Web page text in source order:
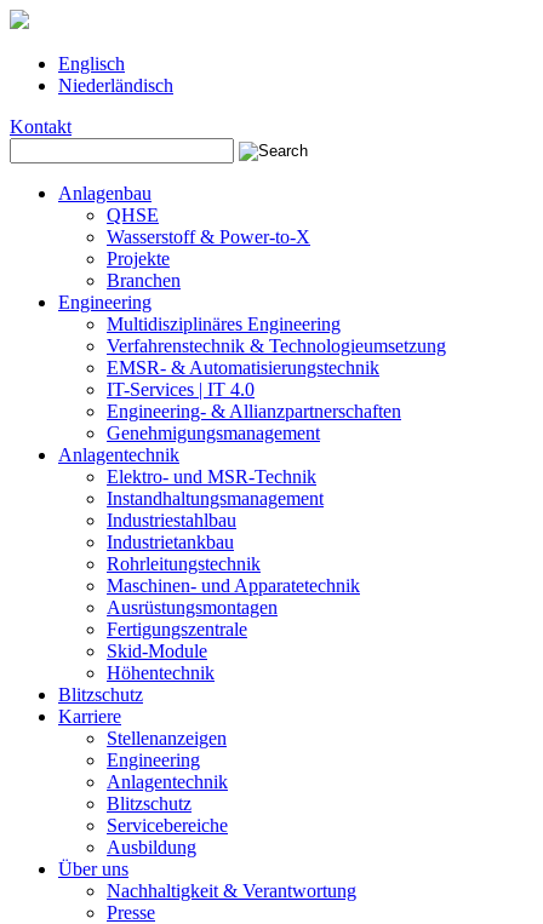
Englisch
Niederländisch
Kontakt
Anlagenbau
QHSE
Wasserstoff & Power-to-X
Projekte
Branchen
Engineering
Multidisziplinäres Engineering
Verfahrenstechnik & Technologieumsetzung
EMSR- & Automatisierungstechnik
IT-Services | IT 4.0
Engineering- & Allianzpartnerschaften
Genehmigungsmanagement
Anlagentechnik
Elektro- und MSR-Technik
Instandhaltungsmanagement
Industriestahlbau
Industrietankbau
Rohrleitungstechnik
Maschinen- und Apparatetechnik
Ausrüstungsmontagen
Fertigungszentrale
Skid-Module
Höhentechnik
Blitzschutz
Karriere
Stellenanzeigen
Engineering
Anlagentechnik
Blitzschutz
Servicebereiche
Ausbildung
Über uns
Nachhaltigkeit & Verantwortung
Presse